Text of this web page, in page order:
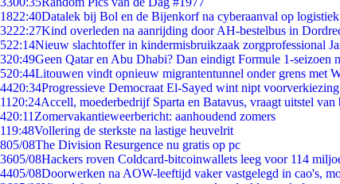
1822:40Datalek bij Bol en de Bijenkorf na cyberaanval op
3222:27Kind overleden na aanrijding door AH-bestelbus in
522:14Nieuw slachtoffer in kindermisbruikzaak zorgprofessional
320:49Geen Qatar en Abu Dhabi? Dan eindigt Formule 1-seizoen
520:44Litouwen vindt opnieuw migrantentunnel onder grens met
4420:34Progressieve Democraat El-Sayed wint nipt
11 20:24Accell, moederbedrijf Sparta en Batavus, vraagt uitstel van
420:11 Zomervakantieweerbericht: aanhoudend zomers
119:48Vollering de sterkste na lastige heuvelrit
805/08The Division Resurgence nu gratis op pc
3605/08Hackers roven Coldcard-bitcoinwallets leeg voor 114
4405/08Doorwerken na AOW-leeftijd vaker vastgelegd in cao's,